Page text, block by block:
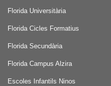
Florida Universitària
Florida Cicles Formatius
Florida Secundària
Florida Campus Alzira
Escoles Infantils Ninos